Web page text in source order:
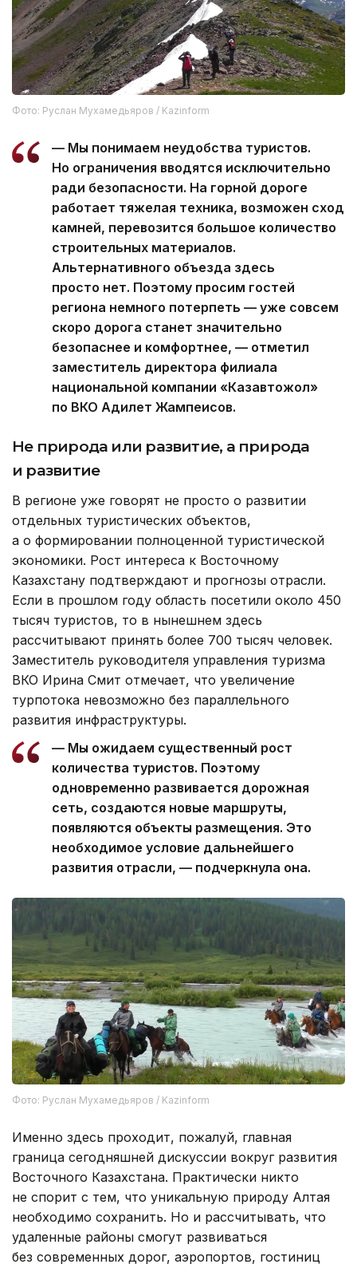
Фото: Руслан Мухамедьяров / Kazinform
— Мы понимаем неудобства туристов.
Но ограничения вводятся исключительно
ради безопасности. На горной дороге
работает тяжелая техника, возможен сход
камней, перевозится большое количество
строительных материалов.
Альтернативного объезда здесь
просто нет. Поэтому просим гостей
региона немного потерпеть — уже совсем
скоро дорога станет значительно
безопаснее и комфортнее, — отметил
заместитель директора филиала
национальной компании «Казавтожол»
по ВКО Адилет Жампеисов.
Не природа или развитие, а природа
и развитие
В регионе уже говорят не просто о развитии
отдельных туристических объектов,
а о формировании полноценной туристической
экономики. Рост интереса к Восточному
Казахстану подтверждают и прогнозы отрасли.
Если в прошлом году область посетили около 450
тысяч туристов, то в нынешнем здесь
рассчитывают принять более 700 тысяч человек.
Заместитель руководителя управления туризма
ВКО Ирина Смит отмечает, что увеличение
турпотока невозможно без параллельного
развития инфраструктуры.
— Мы ожидаем существенный рост
количества туристов. Поэтому
одновременно развивается дорожная
сеть, создаются новые маршруты,
появляются объекты размещения. Это
необходимое условие дальнейшего
развития отрасли, — подчеркнула она.
Фото: Руслан Мухамедьяров / Kazinform
Именно здесь проходит, пожалуй, главная
граница сегодняшней дискуссии вокруг развития
Восточного Казахстана. Практически никто
не спорит с тем, что уникальную природу Алтая
необходимо сохранить. Но и рассчитывать, что
удаленные районы смогут развиваться
без современных дорог, аэропортов, гостиниц